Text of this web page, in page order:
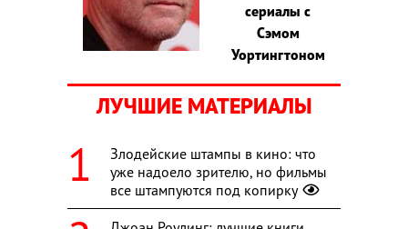
сериалы с
Сэмом
Уортингтоном
ЛУЧШИЕ МАТЕРИАЛЫ
Злодейские штампы в кино: что
уже надоело зрителю, но фильмы
все штампуются под копирку